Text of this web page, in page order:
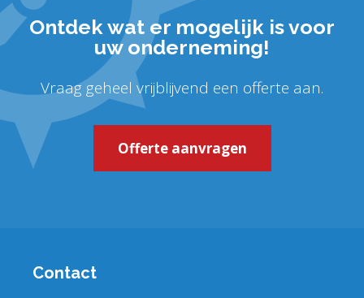
Ontdek wat er mogelijk is voor
uw onderneming!
Vraag geheel vrijblijvend een offerte aan.
Offerte aanvragen
Contact